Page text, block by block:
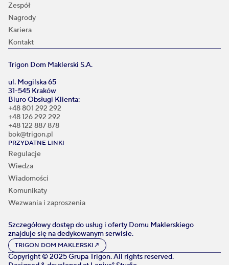
Zespół
Nagrody
Kariera
Kontakt
Trigon Dom Maklerski S.A.
ul. Mogilska 65
31-545 Kraków
Biuro Obsługi Klienta:
+48 801 292 292
+48 126 292 292
+48 122 887 878
bok@trigon.pl
PRZYDATNE LINKI
Regulacje
Wiedza
Wiadomości
Komunikaty
Wezwania i zaproszenia
Szczegółowy dostęp do usług i oferty Domu Maklerskiego
znajduje się na dedykowanym serwisie.
TRIGON DOM MAKLERSKI ↗
Copyright © 2025 Grupa Trigon. All rights reserved.